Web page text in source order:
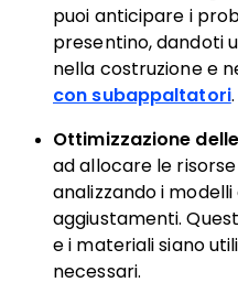
puoi anticipare i
presentino, dandoti
nella costruzione e
con subappaltatori.
Ottimizzazione
ad allocare le
analizzando i
aggiustamenti.
e i materiali siano
necessari.